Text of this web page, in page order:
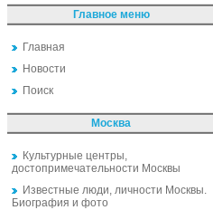
Главное меню
Главная
Новости
Поиск
Москва
Культурные центры,
достопримечательности Москвы
Известные люди, личности Москвы.
Биография и фото